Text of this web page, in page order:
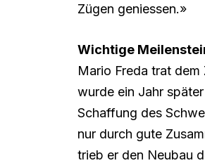
Zügen geniessen.»
Wichtige
Mario Freda trat
wurde ein Jahr
Schaffung des
nur durch gute
trieb er den Neubau